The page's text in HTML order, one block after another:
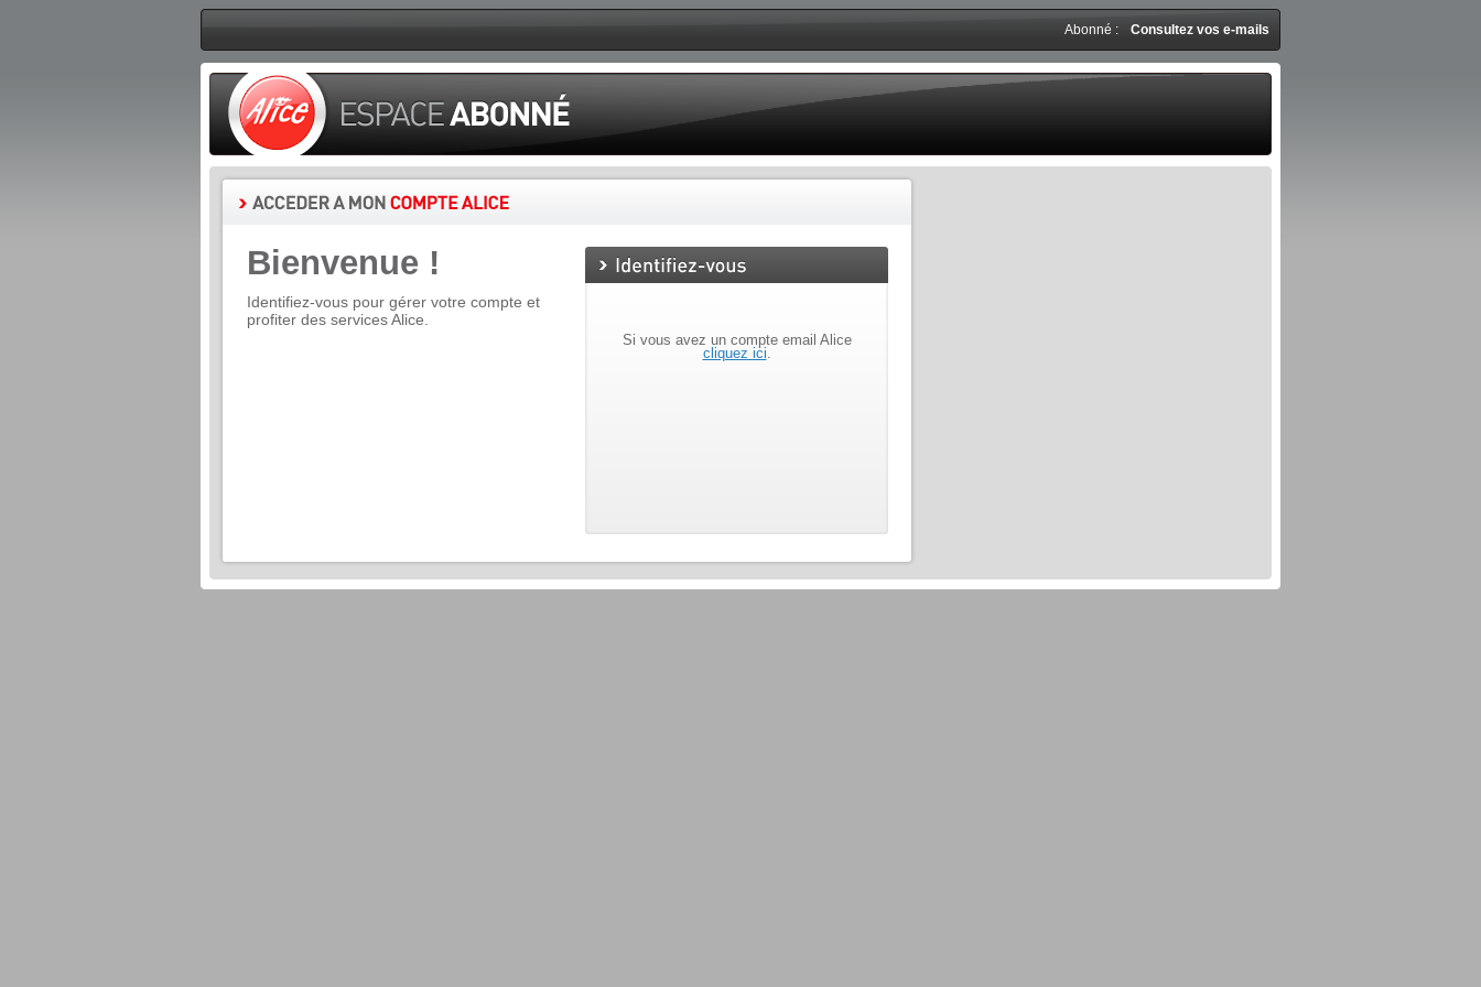
Abonné : Consultez vos e-mails
Bienvenue !
Identifiez-vous pour gérer votre compte et
profiter des services Alice.
Si vous avez un compte email Alice
cliquez ici.